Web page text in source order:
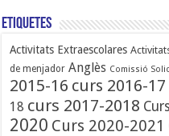
Etiquetes
Activitats Extraescolares
de menjador Anglès Comissió
2015-16 curs 2016-17
18 curs 2017-2018
2020 Curs 2020-2021